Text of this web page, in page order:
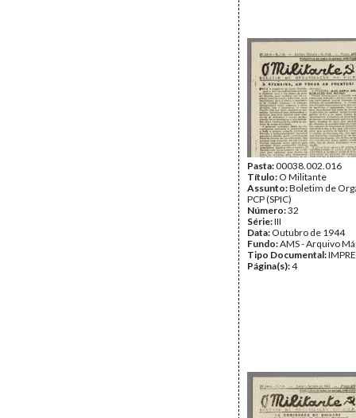
Pasta:00038.002.016
Título: O Militante
Assunto:Boletim de
PCP (SPIC)
Número:32
Série:III
Data: Outubro de 1944
Fundo:AMS - Arquivo
Tipo Documental:
Página(s):4